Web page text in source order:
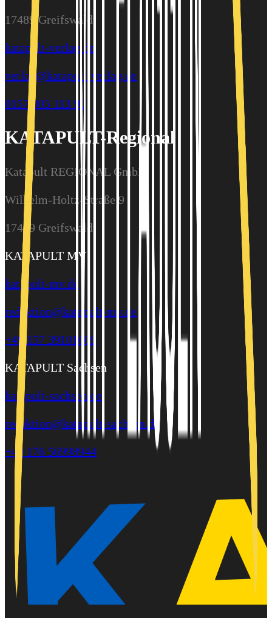
17489 Greifswald
katapult-verlag.de
verlag@katapult-verlag.de
0157 805 113 95
KATAPULT-Regional
Katapult REGIONAL GmbH
Wilhelm-Holtz-Straße 9
17489 Greifswald
KATAPULT MV
katapult-mv.de
redaktion@katapult-mv.de
+49 157 39101609
KATAPULT Sachsen
katapult-sachsen.de
redaktion@katapult-sachsen.de
+49 176 56998944